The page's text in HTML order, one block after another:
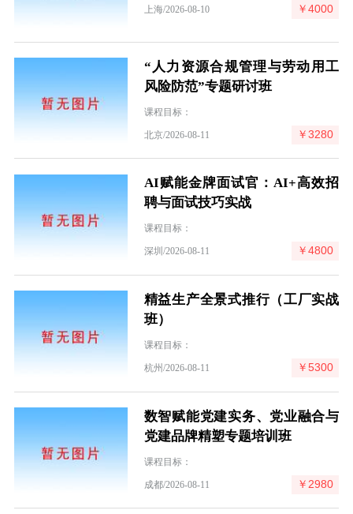
上海/2026-08-10 ￥4000
“人力资源合规管理与劳动用工
风险防范”专题研讨班
课程目标：
北京/2026-08-11 ￥3280
AI赋能金牌面试官：AI+高效招
聘与面试技巧实战
课程目标：
深圳/2026-08-11 ￥4800
精益生产全景式推行（工厂实战
班）
课程目标：
杭州/2026-08-11 ￥5300
数智赋能党建实务、党业融合与
党建品牌精塑专题培训班
课程目标：
成都/2026-08-11 ￥2980